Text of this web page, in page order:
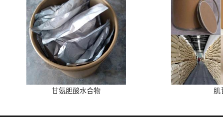
甘氨胆酸水合物 肌